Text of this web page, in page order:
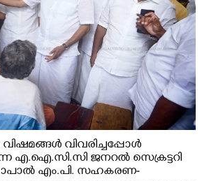
വിഷമങ്ങൾ വിവരിച്ചപ്പോൾ
എ.ഐ.സി.സി ജനറൽ സെക്രട്ടറി
എം.പി. സഹകരണ-